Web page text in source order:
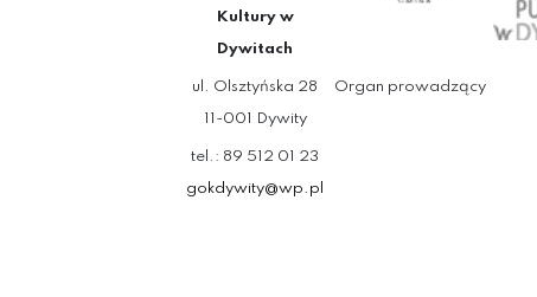
Kultury w
Dywitach
ul. Olsztyńska 28
11-001 Dywity
tel.: 89 512 01 23
gokdywity@wp.pl
Organ prowadzący